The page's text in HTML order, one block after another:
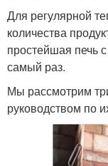
Для регулярной
количества
простейшая печь
самый раз.
Мы рассмотрим
руководством по